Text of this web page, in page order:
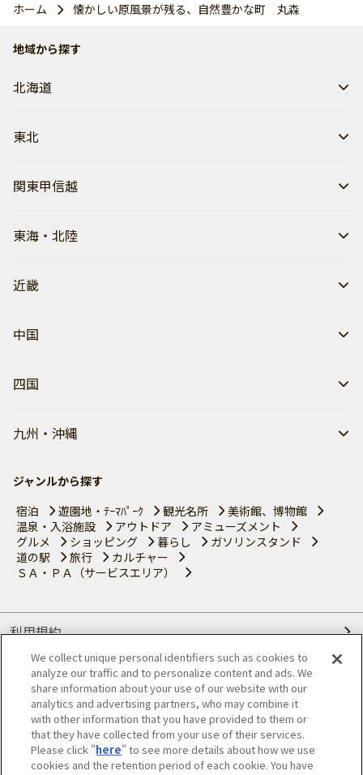
ホーム 懐かしい原風景が残る、自然豊かな町 丸森
地域から探す
北海道
東北
関東甲信越
東海・北陸
近畿
中国
四国
九州・沖縄
ジャンルから探す
宿泊
遊園地・ﾃｰﾏﾊﾟｰｸ 観光名所
美術館、博物館
温泉・入浴施設
アウトドア
アミューズメント
グルメ
ショッピング 暮らし
ガソリンスタンド
道の駅
旅行
カルチャー
ＳＡ・ＰＡ（サービスエリア）
利用規約
個人情報の取り扱いについて
会員優待サービスの提携をご検討の方へ
JAFホームページ
We collect unique personal identifiers such as cookies to
analyze our traffic and to personalize content and ads. We
share information about your use of our website with our
analytics and advertising partners, who may combine it
with other information that you have provided to them or
that they have collected from your use of their services.
Please click "here" to see more details about how we use
cookies and the retention period of each cookie. You have